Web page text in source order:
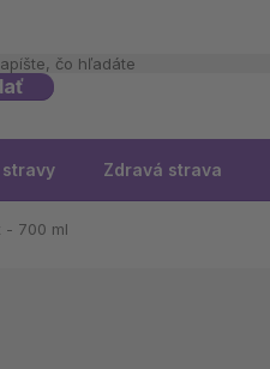
stravy Zdravá strava
- 700 ml